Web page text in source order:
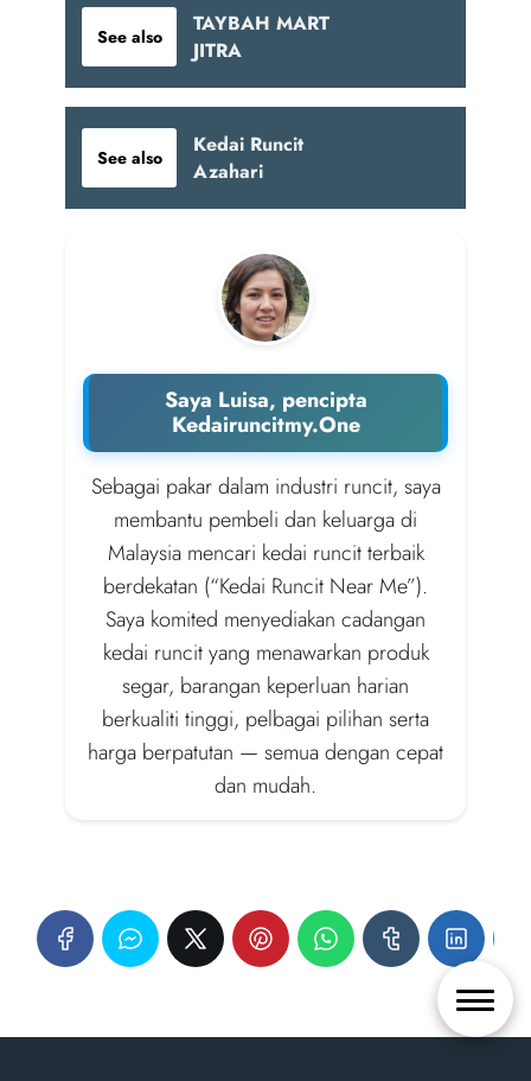
See also
TAYBAH MART
JITRA
See also
Kedai Runcit
Azahari
Saya Luisa, pencipta
Kedairuncitmy.One
Sebagai pakar dalam industri runcit, saya
membantu pembeli dan keluarga di
Malaysia mencari kedai runcit terbaik
berdekatan (“Kedai Runcit Near Me”).
Saya komited menyediakan cadangan
kedai runcit yang menawarkan produk
segar, barangan keperluan harian
berkualiti tinggi, pelbagai pilihan serta
harga berpatutan — semua dengan cepat
dan mudah.